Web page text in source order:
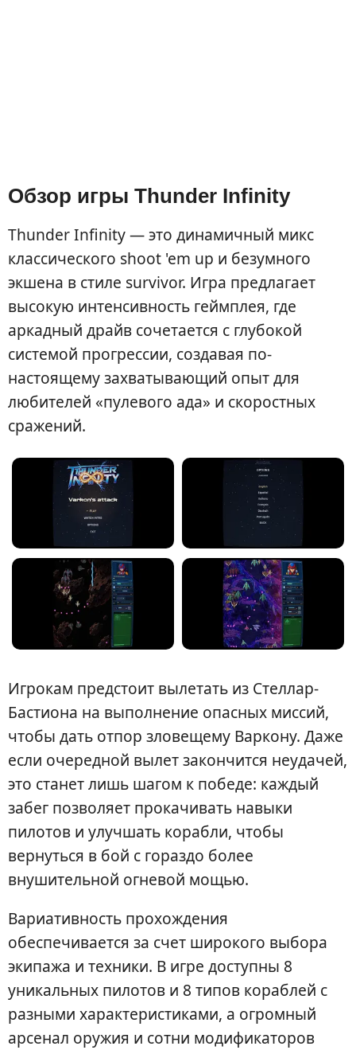
Обзор игры Thunder Infinity
Thunder Infinity — это динамичный микс
классического shoot 'em up и безумного
экшена в стиле survivor. Игра предлагает
высокую интенсивность геймплея, где
аркадный драйв сочетается с глубокой
системой прогрессии, создавая по-
настоящему захватывающий опыт для
любителей «пулевого ада» и скоростных
сражений.
Игрокам предстоит вылетать из Стеллар-
Бастиона на выполнение опасных миссий,
чтобы дать отпор зловещему Варкону. Даже
если очередной вылет закончится неудачей,
это станет лишь шагом к победе: каждый
забег позволяет прокачивать навыки
пилотов и улучшать корабли, чтобы
вернуться в бой с гораздо более
внушительной огневой мощью.
Вариативность прохождения
обеспечивается за счет широкого выбора
экипажа и техники. В игре доступны 8
уникальных пилотов и 8 типов кораблей с
разными характеристиками, а огромный
арсенал оружия и сотни модификаторов